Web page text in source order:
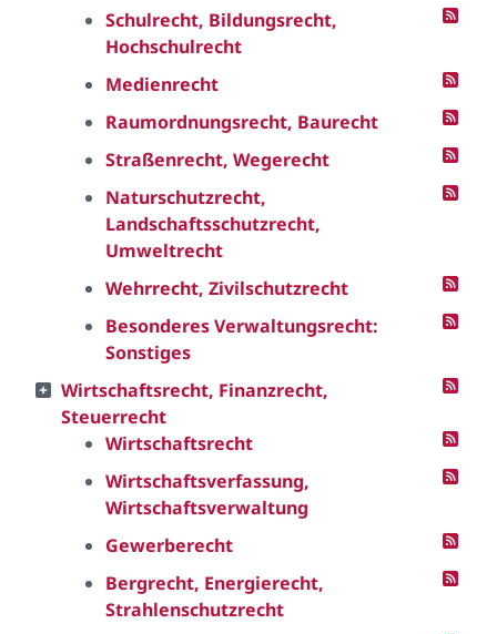
Schulrecht, Bildungsrecht,
Hochschulrecht
Medienrecht
Raumordnungsrecht, Baurecht
Straßenrecht, Wegerecht
Naturschutzrecht,
Landschaftsschutzrecht,
Umweltrecht
Wehrrecht, Zivilschutzrecht
Besonderes Verwaltungsrecht:
Sonstiges
Wirtschaftsrecht, Finanzrecht,
Steuerrecht
Wirtschaftsrecht
Wirtschaftsverfassung,
Wirtschaftsverwaltung
Gewerberecht
Bergrecht, Energierecht,
Strahlenschutzrecht